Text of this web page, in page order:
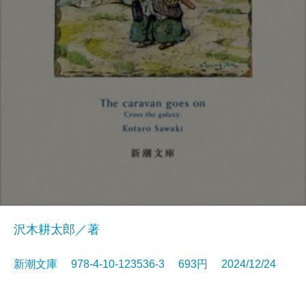
沢木耕太郎／著
新潮文庫 978-4-10-123536-3 693円 2024/12/24